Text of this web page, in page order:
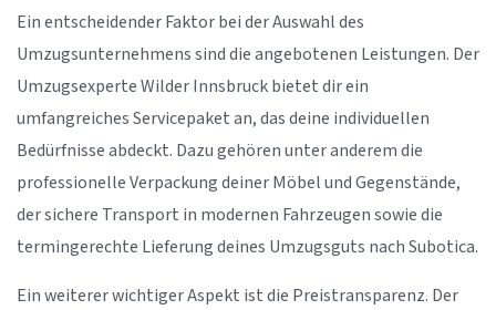
Ein entscheidender Faktor bei der Auswahl des
Umzugsunternehmens sind die angebotenen Leistungen. Der
Umzugsexperte Wilder Innsbruck bietet dir ein
umfangreiches Servicepaket an, das deine individuellen
Bedürfnisse abdeckt. Dazu gehören unter anderem die
professionelle Verpackung deiner Möbel und Gegenstände,
der sichere Transport in modernen Fahrzeugen sowie die
termingerechte Lieferung deines Umzugsguts nach Subotica.
Ein weiterer wichtiger Aspekt ist die Preistransparenz. Der